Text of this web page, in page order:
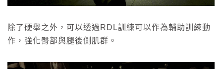
除了硬舉之外，可以透過RDL訓練可以作為輔助訓練動
作，強化臀部與腿後側肌群。